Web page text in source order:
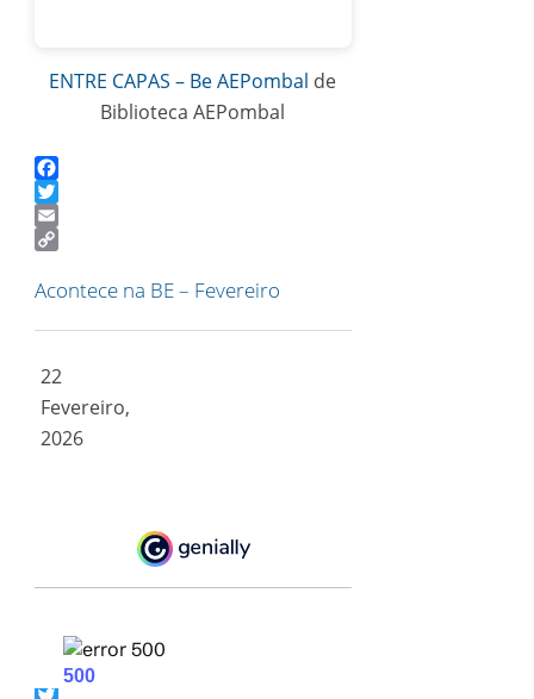
ENTRE CAPAS – Be AEPombal de
Biblioteca AEPombal
Facebook
Twitter
Email
Link
Acontece na BE – Fevereiro
22
Fevereiro,
2026